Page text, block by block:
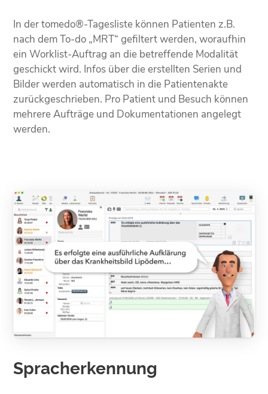
In der tomedo®-Tagesliste können Patienten z.B.
nach dem To-do „MRT“ gefiltert werden, woraufhin
ein Worklist-Auftrag an die betreffende Modalität
geschickt wird. Infos über die erstellten Serien und
Bilder werden auto­matisch in die Patienten­akte
zurückgeschrieben. Pro Patient und Besuch können
mehrere Aufträge und Dokumentationen angelegt
werden.
Spracherkennung